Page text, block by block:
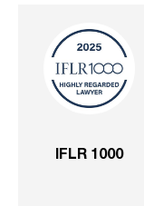
Lawyers